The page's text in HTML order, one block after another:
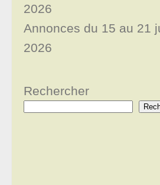
2026
Annonces du 15 au 21
2026
Rechercher